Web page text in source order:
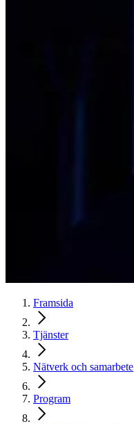
Framsida
Tjänster
Nätverk och samarbete
Program